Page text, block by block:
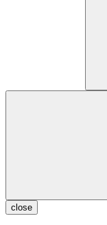
close